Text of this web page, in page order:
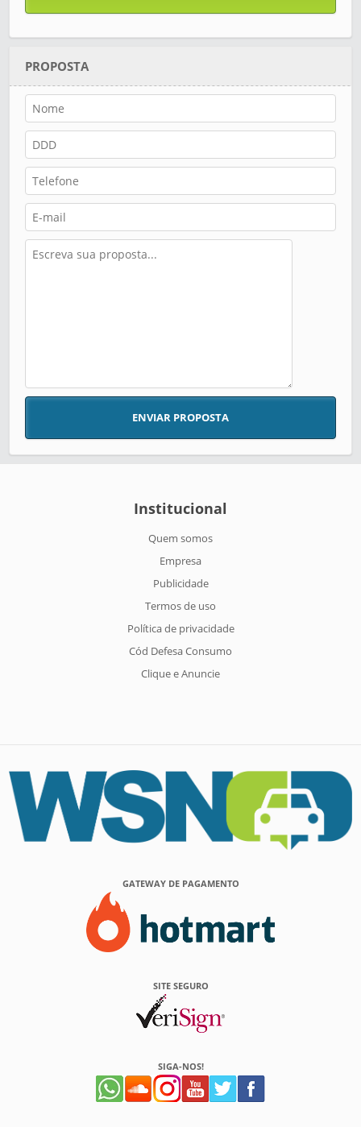
PROPOSTA
ENVIAR PROPOSTA
Institucional
Quem somos
Empresa
Publicidade
Termos de uso
Política de privacidade
Cód Defesa Consumo
Clique e Anuncie
GATEWAY DE PAGAMENTO
SITE SEGURO
SIGA-NOS!